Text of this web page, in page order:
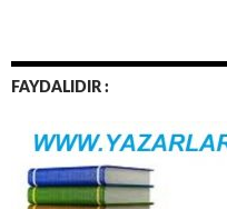
FAYDALIDIR :